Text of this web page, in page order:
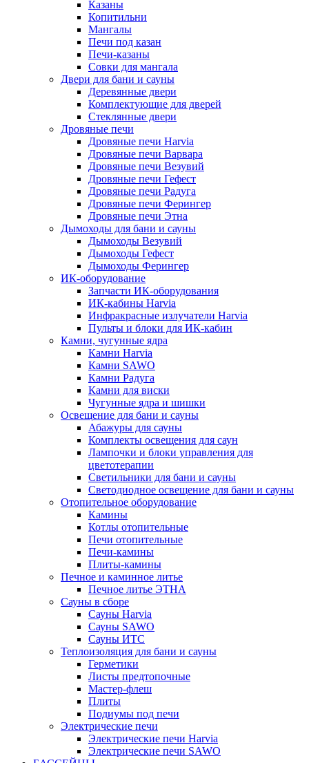
Казаны
Копитильни
Мангалы
Печи под казан
Печи-казаны
Совки для мангала
Двери для бани и сауны
Деревянные двери
Комплектующие для дверей
Стеклянные двери
Дровяные печи
Дровяные печи Harvia
Дровяные печи Варвара
Дровяные печи Везувий
Дровяные печи Гефест
Дровяные печи Радуга
Дровяные печи Ферингер
Дровяные печи Этна
Дымоходы для бани и сауны
Дымоходы Везувий
Дымоходы Гефест
Дымоходы Ферингер
ИК-оборудование
Запчасти ИК-оборудования
ИК-кабины Harvia
Инфракрасные излучатели Harvia
Пульты и блоки для ИК-кабин
Камни, чугунные ядра
Камни Harvia
Камни SAWO
Камни Радуга
Камни для виски
Чугунные ядра и шишки
Освещение для бани и сауны
Абажуры для сауны
Комплекты освещения для саун
Лампочки и блоки управления для
цветотерапии
Светильники для бани и сауны
Светодиодное освещение для бани и сауны
Отопительное оборудование
Камины
Котлы отопительные
Печи отопительные
Печи-камины
Плиты-камины
Печное и каминное литье
Печное литье ЭТНА
Сауны в сборе
Cауны Harvia
Сауны SAWO
Сауны ИТС
Теплоизоляция для бани и сауны
Герметики
Листы предтопочные
Мастер-флеш
Плиты
Подиумы под печи
Электрические печи
Электрические печи Harvia
Электрические печи SAWO